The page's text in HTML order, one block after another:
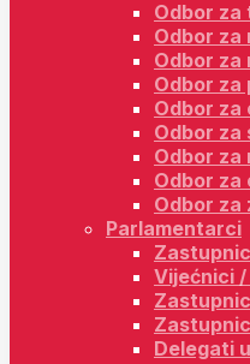
Odbor za
Odbor
Odbor za
Odbor za
Odbor za
Odbor za
Odbor za
Odbor za
Odbor
Parlamentarci
Vijećnici
Delegati